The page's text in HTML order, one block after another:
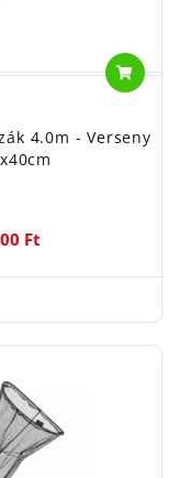
4.0m - Verseny
Ft